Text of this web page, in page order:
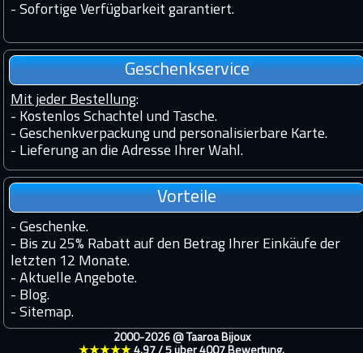
- Sofortige Verfügbarkeit garantiert.
Geschenkservice
Mit jeder Bestellung:
- Kostenlos Schachtel und Tasche.
- Geschenkverpackung und personalisierbare Karte.
- Lieferung an die Adresse Ihrer Wahl.
Vorteile
- Geschenke.
- Bis zu 25% Rabatt auf den Betrag Ihrer Einkäufe der
letzten 12 Monate.
- Aktuelle Angebote.
- Blog.
- Sitemap.
2000-2026 @ Taaroa Bijoux